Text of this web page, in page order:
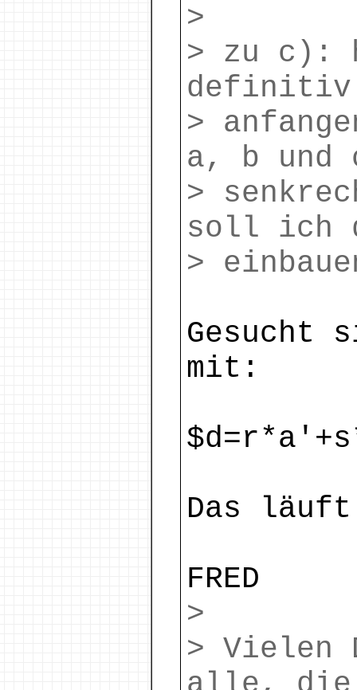
>
> zu c):
definitiv
>
a, b und
>
soll ich
>
Gesucht
mit:
Das
FRED
>
> Vielen